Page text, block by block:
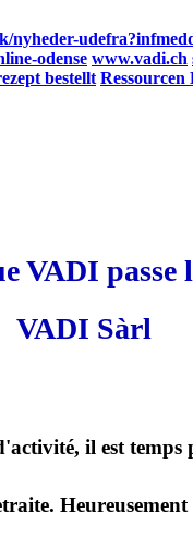
nyheder-
odense www.vadi.ch
bestellt Ressourcen
VADI passe
VADI Sàrl
il est temps
Heureusement